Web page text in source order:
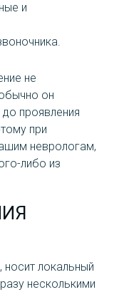
и
не
он
проявления
при
неврологам,
либо из
носит локальный
несколькими